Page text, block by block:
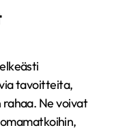
tavoitteita,
Ne voivat